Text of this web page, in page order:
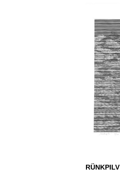
RÜNKPILV